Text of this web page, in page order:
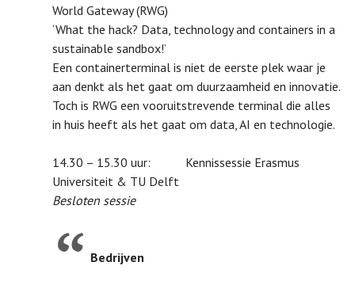
World Gateway (RWG)
‘What the hack? Data, technology and containers in a
sustainable sandbox!’
Een containerterminal is niet de eerste plek waar je
aan denkt als het gaat om duurzaamheid en innovatie.
Toch is RWG een vooruitstrevende terminal die alles
in huis heeft als het gaat om data, AI en technologie.
14.30 – 15.30 uur: Kennissessie Erasmus
Universiteit & TU Delft
Besloten sessie
Bedrijven